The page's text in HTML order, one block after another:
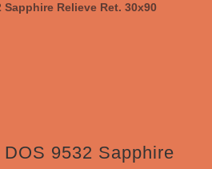
Sapphire Relieve Ret. 30х90
9532 Sapphire